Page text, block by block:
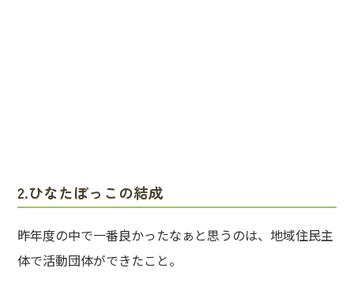
2.ひなたぼっこの結成
昨年度の中で一番良かったなぁと思うのは、地域住民主
体で活動団体ができたこと。